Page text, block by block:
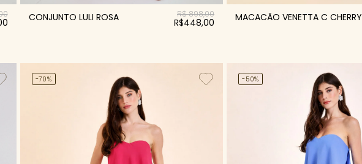
CONJUNTO LULI ROSA R$ 898,00
R$448,00 MACACÃO VENETTA C CHERRY
-70% -50%